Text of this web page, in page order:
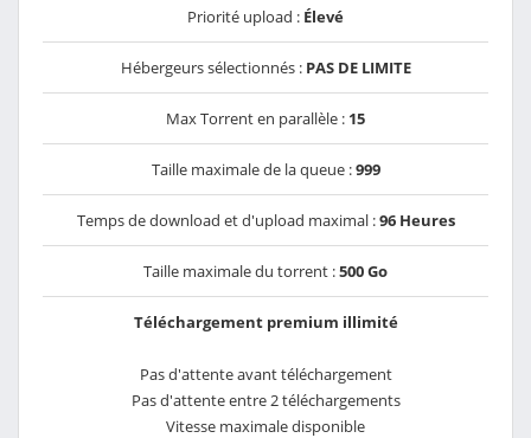
Priorité upload : Élevé
Hébergeurs sélectionnés : PAS DE LIMITE
Max Torrent en parallèle : 15
Taille maximale de la queue :999
Temps de download et d'upload maximal :96 Heures
Taille maximale du torrent :500 Go
Téléchargement premium illimité
Pas d'attente avant téléchargement
Pas d'attente entre 2 téléchargements
Vitesse maximale disponible